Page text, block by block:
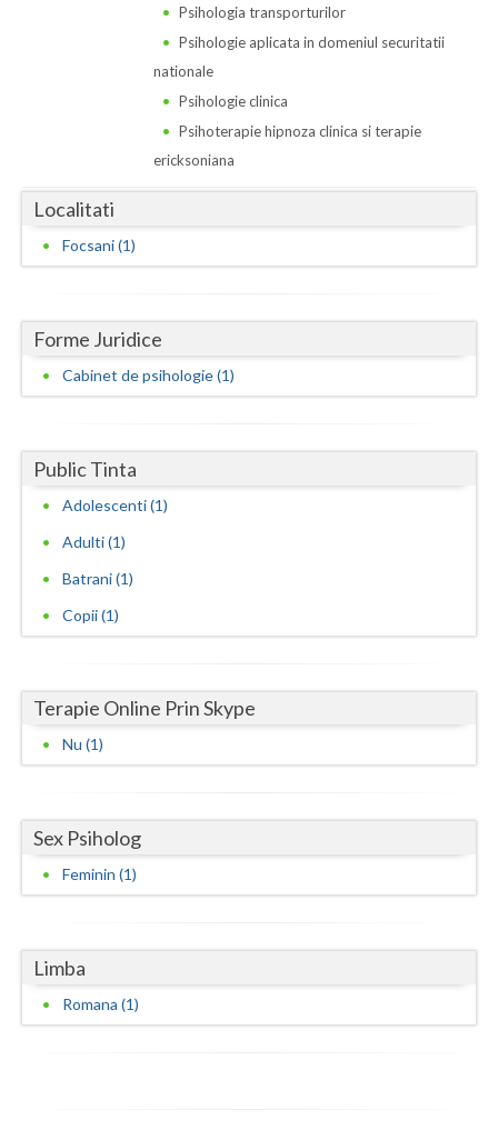
Harghita
Hunedoara
Iasi
Maramures
Mehedinti
Mures
Neamt
Salaj
Satu-Mare
Suceava
Teleorman
Tulcea
Valcea
Psihologia transporturilor
Psihologie aplicata in domeniul securitatii
nationale
Psihologie clinica
Psihoterapie hipnoza clinica si terapie
ericksoniana
Localitati
Focsani (1)
Forme Juridice
Cabinet de psihologie (1)
Public Tinta
Adolescenti (1)
Adulti (1)
Batrani (1)
Copii (1)
Terapie Online Prin Skype
Nu (1)
Sex Psiholog
Feminin (1)
Limba
Romana (1)